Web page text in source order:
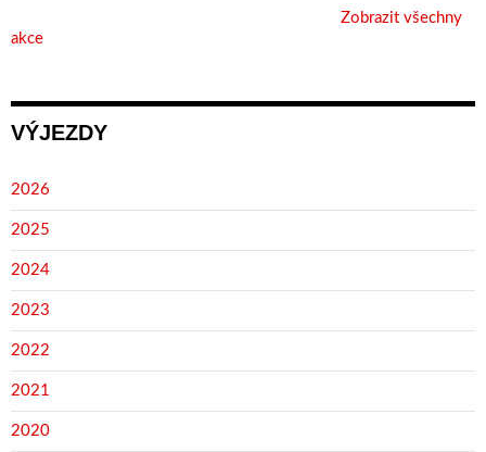
Zobrazit všechny
akce
VÝJEZDY
2026
2025
2024
2023
2022
2021
2020